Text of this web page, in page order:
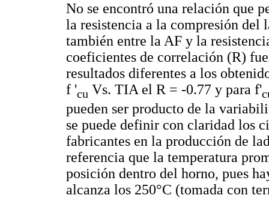
No se encontró una relación que
la resistencia a la compresión
también entre la AF y la
coeficientes de correlación (R)
resultados diferentes a los
f 'cu Vs. TIA el R = -0.77 y para f'
pueden ser producto de la
se puede definir con claridad los
fabricantes en la producción de
referencia que la temperatura
posición dentro del horno, pues
alcanza los 250°C (tomada con